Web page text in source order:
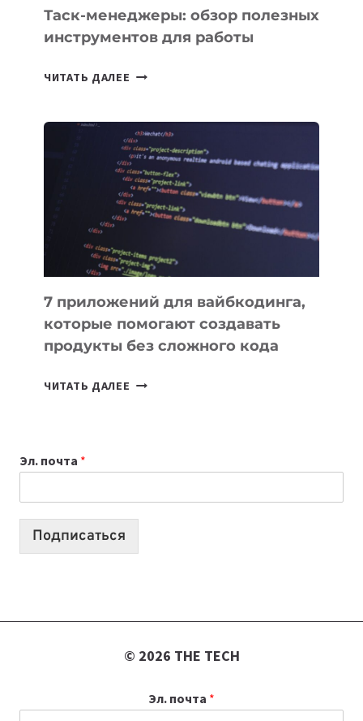
СЕГОДНЯ
Таск-менеджеры: обзор полезных
инструментов для работы
ЧИТАТЬ ДАЛЕЕ ТАСК-
ПОЛЕЗНЫХ
ИНСТРУМЕНТОВ
ДЛЯ
РАБОТЫ
7 приложений для вайбкодинга,
которые помогают создавать
продукты без сложного кода
ЧИТАТЬ ДАЛЕЕ
СОЗДАВАТЬ
ПРОДУКТЫ
Эл. почта *
Подписаться
© 2026 THE TECH
Эл. почта *